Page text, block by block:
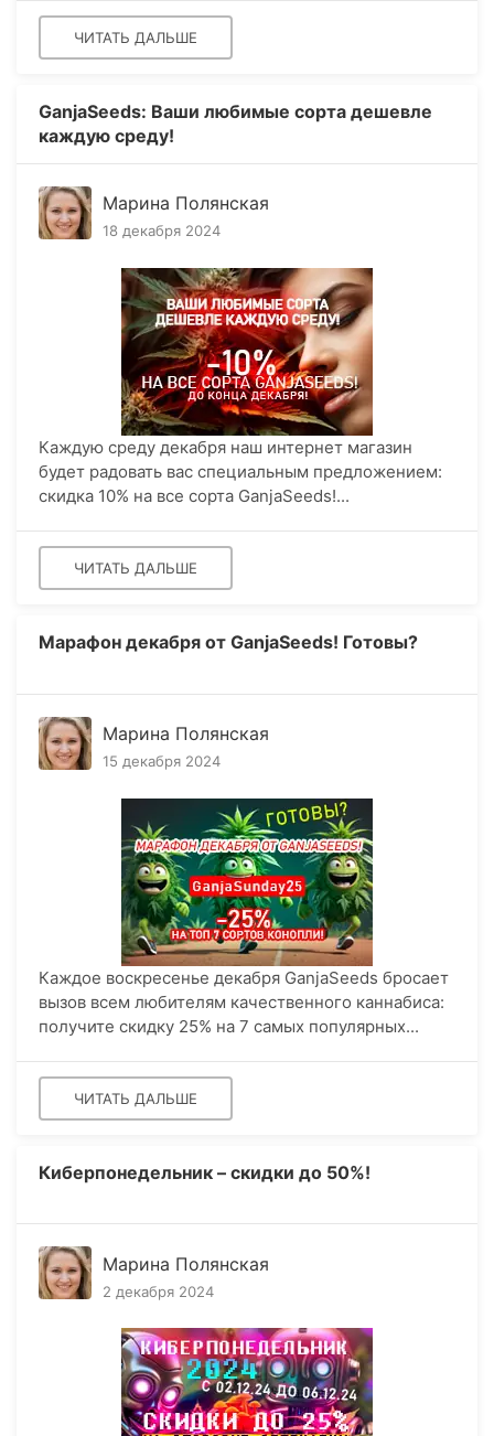
ЧИТАТЬ ДАЛЬШЕ
GanjaSeeds: Ваши любимые сорта дешевле
каждую среду!
Марина Полянская
18 декабря 2024
Каждую среду декабря наш интернет магазин
будет радовать вас специальным предложением:
скидка 10% на все сорта GanjaSeeds!...
ЧИТАТЬ ДАЛЬШЕ
Марафон декабря от GanjaSeeds! Готовы?
Марина Полянская
15 декабря 2024
Каждое воскресенье декабря GanjaSeeds бросает
вызов всем любителям качественного каннабиса:
получите скидку 25% на 7 самых популярных...
ЧИТАТЬ ДАЛЬШЕ
Киберпонедельник – скидки до 50%!
Марина Полянская
2 декабря 2024